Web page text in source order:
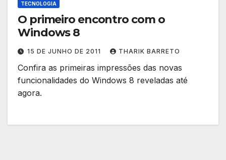
TECNOLOGIA
O primeiro encontro com o
Windows 8
15 DE JUNHO DE 2011 THARIK BARRETO
Confira as primeiras impressões das novas
funcionalidades do Windows 8 reveladas até
agora.